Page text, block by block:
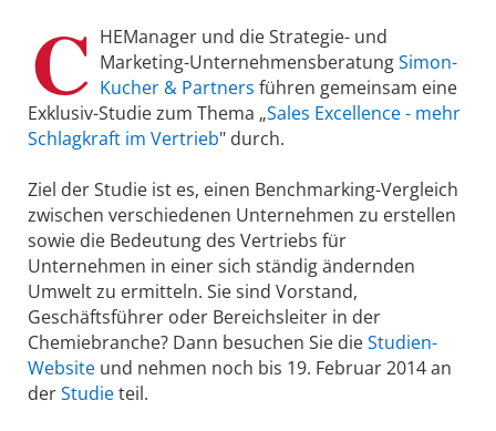
C HEManager und die Strategie- und
Marketing-UnternehmensberatungSimon-
Kucher & Partners führen gemeinsam eine
Exklusiv-Studie zum Thema „Sales Excellence - mehr
Schlagkraft im Vertrieb" durch.
Ziel der Studie ist es, einen Benchmarking-Vergleich
zwischen verschiedenen Unternehmen zu erstellen
sowie die Bedeutung des Vertriebs für
Unternehmen in einer sich ständig ändernden
Umwelt zu ermitteln. Sie sind Vorstand,
Geschäftsführer oder Bereichsleiter in der
Chemiebranche? Dann besuchen Sie dieStudien-
Website und nehmen noch bis 19. Februar 2014 an
derStudieteil.